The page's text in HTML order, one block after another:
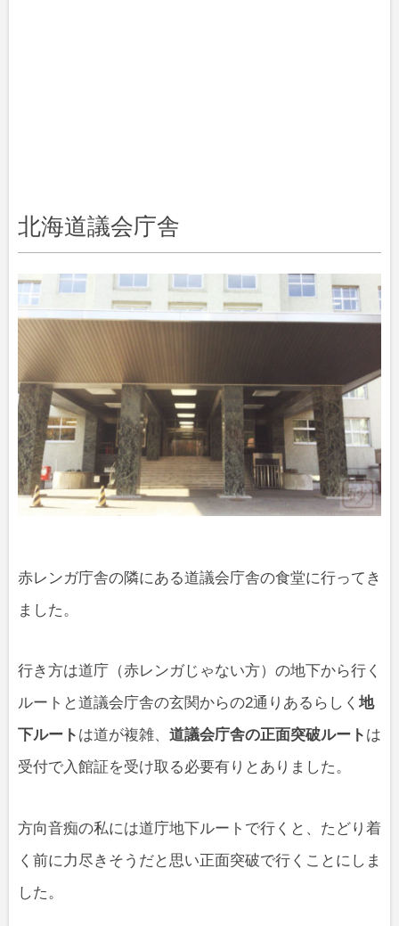
北海道議会庁舎
赤レンガ庁舎の隣にある道議会庁舎の食堂に行ってき
ました。
行き方は道庁（赤レンガじゃない方）の地下から行く
ルートと道議会庁舎の玄関からの2通りあるらしく 地
下ルート は道が複雑、 道議会庁舎の正面突破ルート は
受付で入館証を受け取る必要有りとありました。
方向音痴の私には道庁地下ルートで行くと、たどり着
く前に力尽きそうだと思い正面突破で行くことにしま
した。